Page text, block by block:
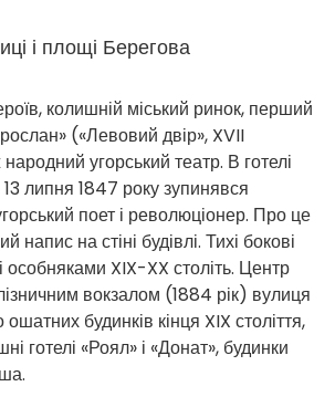
і площі Берегова
колишній міський ринок, перший
(«Левовий двір», XVII
угорський театр. В готелі
липня 1847 року зупинявся
поет і революціонер. Про це
напис на стіні будівлі. Тихі бокові
особняками XIX-XX століть. Центр
вокзалом (1884 рік) вулиця
будинків кінця XIX століття,
готелі «Роял» і «Донат», будинки